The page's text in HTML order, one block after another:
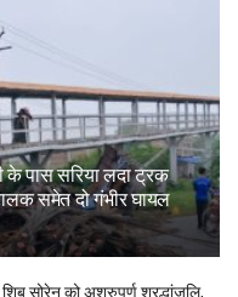
पास सरिया लदा ट्रक
समेत दो गंभीर घायल
सोरेन को अश्रुपूर्ण श्रद्धांजलि,